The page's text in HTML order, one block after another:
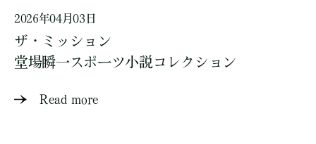
2026年04月03日
ザ・ミッション
堂場瞬一スポーツ小説コレクション
Read more